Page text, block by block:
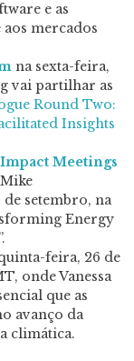
e as
mercados
na sexta-feira,
vai partilhar as
Round Two:
Insights
Meetings
setembro, na
Energy
feira, 26 de
onde Vanessa
que as
avanço da
climática.